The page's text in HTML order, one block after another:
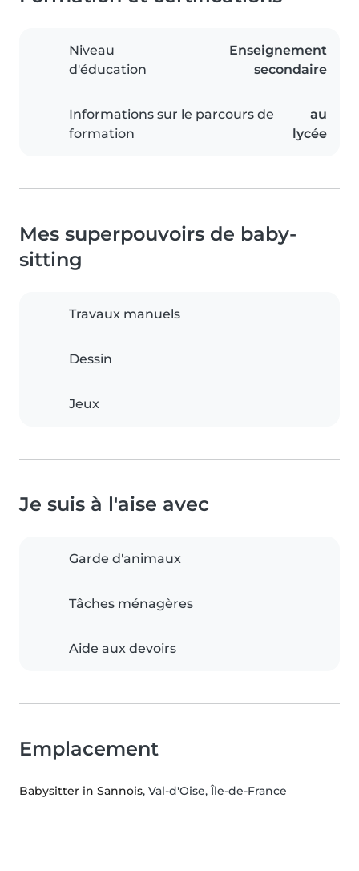
Niveau
d'éducation
Enseignement
secondaire
Informations sur le parcours de
formation
au
lycée
Mes superpouvoirs de baby-
sitting
Travaux manuels
Dessin
Jeux
Je suis à l'aise avec
Garde d'animaux
Tâches ménagères
Aide aux devoirs
Emplacement
Babysitter in Sannois, Val-d'Oise, Île-de-France